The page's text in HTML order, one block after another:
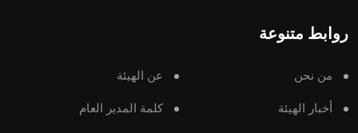
روابط متنوعة
من نحن عن الهيئة
أخبار الهيئة كلمة المدير العام